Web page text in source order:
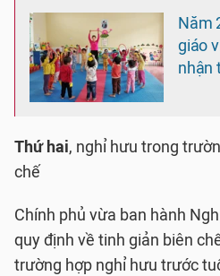
Năm
giáo
nhận
Thứ hai, nghỉ hưu trong
chế
Chính phủ vừa ban hành
quy định về tinh giản biên
trường hợp nghỉ hưu trước